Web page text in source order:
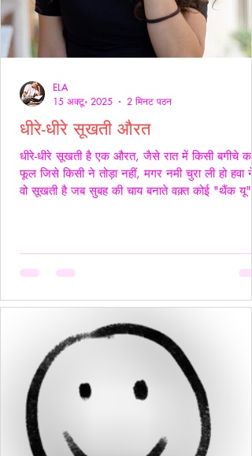
धीरे-धीरे सूखती औरत
धीरे-धीरे सूखती है एक औरत, जैसे रात में किसी बगीचे का
फूल जिसे किसी ने तोड़ा नहीं, मगर नमी चुरा ली हो हवा
वो सूखती है जब सुबह की चाय बनाते वक़्त कोई "थैंक यू"
सूखती है जब उसकी पसंदें "गृहस्थी के तवे" में जल कर
ELA
15 अक्टू॰ 2025
2 मिनट पठन